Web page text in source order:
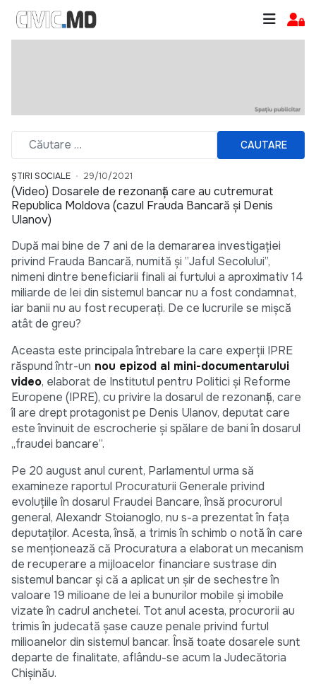
CAUTARE
ȘTIRI SOCIALE 29/10/2021
(Video) Dosarele de rezonanță care au cutremurat
Republica Moldova (cazul Frauda Bancară și Denis
Ulanov)
După mai bine de 7 ani de la demararea investigației
privind Frauda Bancară, numită și ”Jaful Secolului”,
nimeni dintre beneficiarii finali ai furtului a aproximativ 14
miliarde de lei din sistemul bancar nu a fost condamnat,
iar banii nu au fost recuperați. De ce lucrurile se mișcă
atât de greu?
Aceasta este principala întrebare la care experții IPRE
răspund într-un nou epizod al mini-documentarului
video, elaborat de Institutul pentru Politici și Reforme
Europene (IPRE), cu privire la dosarul de rezonanță, care
îl are drept protagonist pe Denis Ulanov, deputat care
este învinuit de escrocherie și spălare de bani în dosarul
„fraudei bancare”.
Pe 20 august anul curent, Parlamentul urma să
examineze raportul Procuraturii Generale privind
evoluțiile în dosarul Fraudei Bancare, însă procurorul
general, Alexandr Stoianoglo, nu s-a prezentat în fața
deputaților. Acesta, însă, a trimis în schimb o notă în care
se menționează că Procuratura a elaborat un mecanism
de recuperare a mijloacelor financiare sustrase din
sistemul bancar și că a aplicat un șir de sechestre în
valoare 19 milioane de lei a bunurilor mobile și imobile
vizate în cadrul anchetei. Tot anul acesta, procurorii au
trimis în judecată șase cauze penale privind furtul
milioanelor din sistemul bancar. Însă toate dosarele sunt
departe de finalitate, aflându-se acum la Judecătoria
Chișinău.